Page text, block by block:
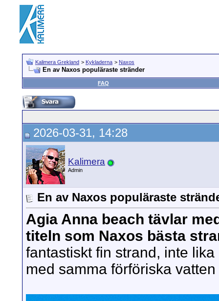
Kalimera Grekland > Kykladerna > Naxos
En av Naxos populäraste stränder
FAQ
2026-03-31, 14:28
Kalimera
Admin
En av Naxos populäraste
Agia Anna beach tävlar
titeln som Naxos bästa
fantastiskt fin strand, inte
med samma förföriska